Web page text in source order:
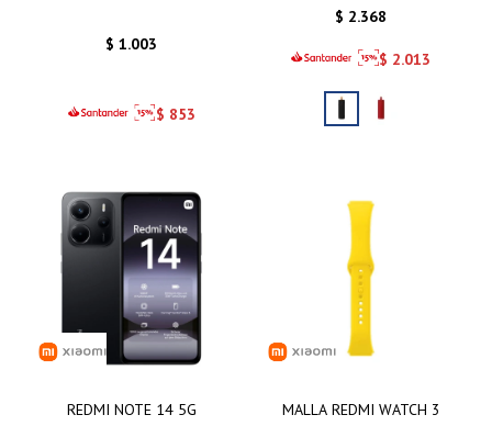
$ 1.003
$ 853
$ 2.368
$ 2.013
REDMI NOTE 14 5G
MALLA REDMI WATCH 3